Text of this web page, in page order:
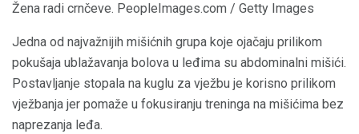
Žena radi crnčeve. PeopleImages.com / Getty Images
Jedna od najvažnijih mišićnih grupa koje ojačaju prilikom
pokušaja ublažavanja bolova u leđima su abdominalni mišići.
Postavljanje stopala na kuglu za vježbu je korisno prilikom
vježbanja jer pomaže u fokusiranju treninga na mišićima bez
naprezanja leđa.